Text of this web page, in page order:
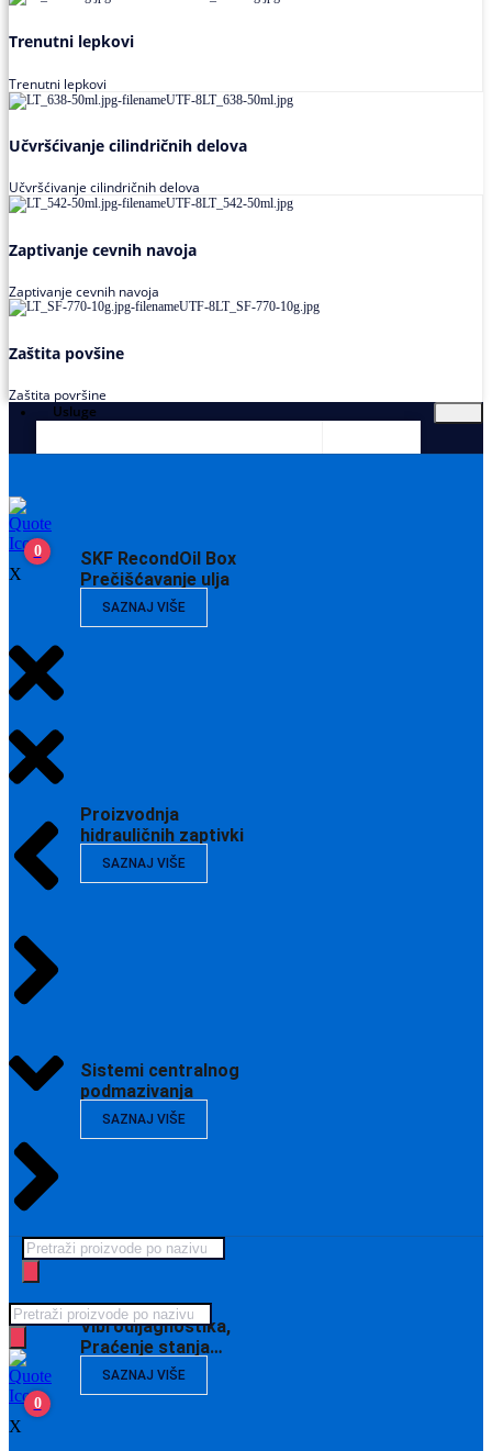
Trenutni lepkovi
Trenutni lepkovi
Učvršćivanje cilindričnih delova
Učvršćivanje cilindričnih delova
Zaptivanje cevnih navoja
Zaptivanje cevnih navoja
Zaštita povšine
Zaštita površine
Usluge
SKF RecondOil Box
Prečišćavanje ulja
SAZNAJ VIŠE
Proizvodnja
hidrauličnih zaptivki
SAZNAJ VIŠE
Sistemi centralnog
podmazivanja
SAZNAJ VIŠE
Vibrodijagnostika,
Praćenje stanja…
SAZNAJ VIŠE
0
X
Products
search
Products
search
0
X